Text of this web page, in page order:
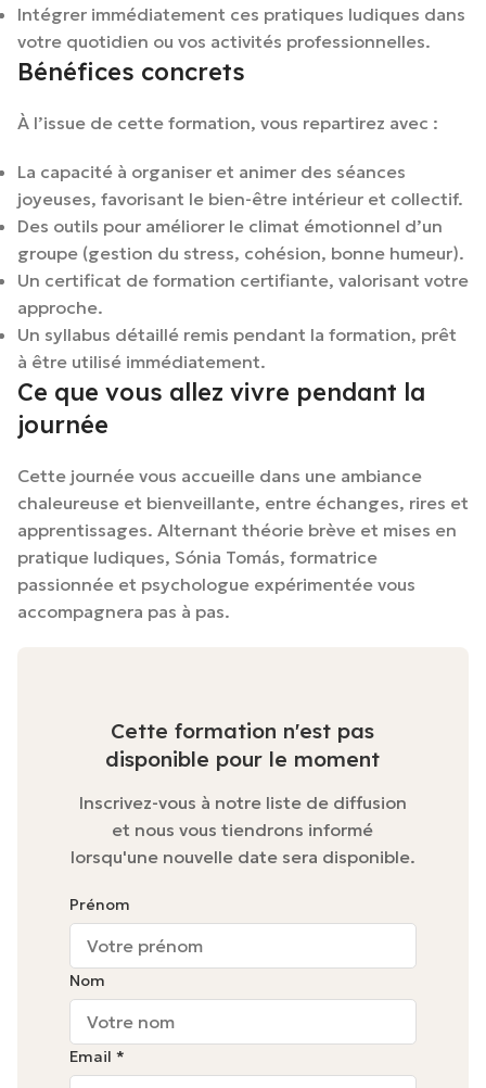
Intégrer immédiatement ces pratiques ludiques dans
votre quotidien ou vos activités professionnelles.
Bénéfices concrets
À l’issue de cette formation, vous repartirez avec :
La capacité à organiser et animer des séances
joyeuses, favorisant le bien-être intérieur et collectif.
Des outils pour améliorer le climat émotionnel d’un
groupe (gestion du stress, cohésion, bonne humeur).
Un certificat de formation certifiante, valorisant votre
approche.
Un syllabus détaillé remis pendant la formation, prêt
à être utilisé immédiatement.
Ce que vous allez vivre pendant la
journée
Cette journée vous accueille dans une ambiance
chaleureuse et bienveillante, entre échanges, rires et
apprentissages. Alternant théorie brève et mises en
pratique ludiques, Sónia Tomás, formatrice
passionnée et psychologue expérimentée vous
accompagnera pas à pas.
Cette formation n'est pas
disponible pour le moment
Inscrivez-vous à notre liste de diffusion
et nous vous tiendrons informé
lorsqu'une nouvelle date sera disponible.
Prénom
Nom
Email *